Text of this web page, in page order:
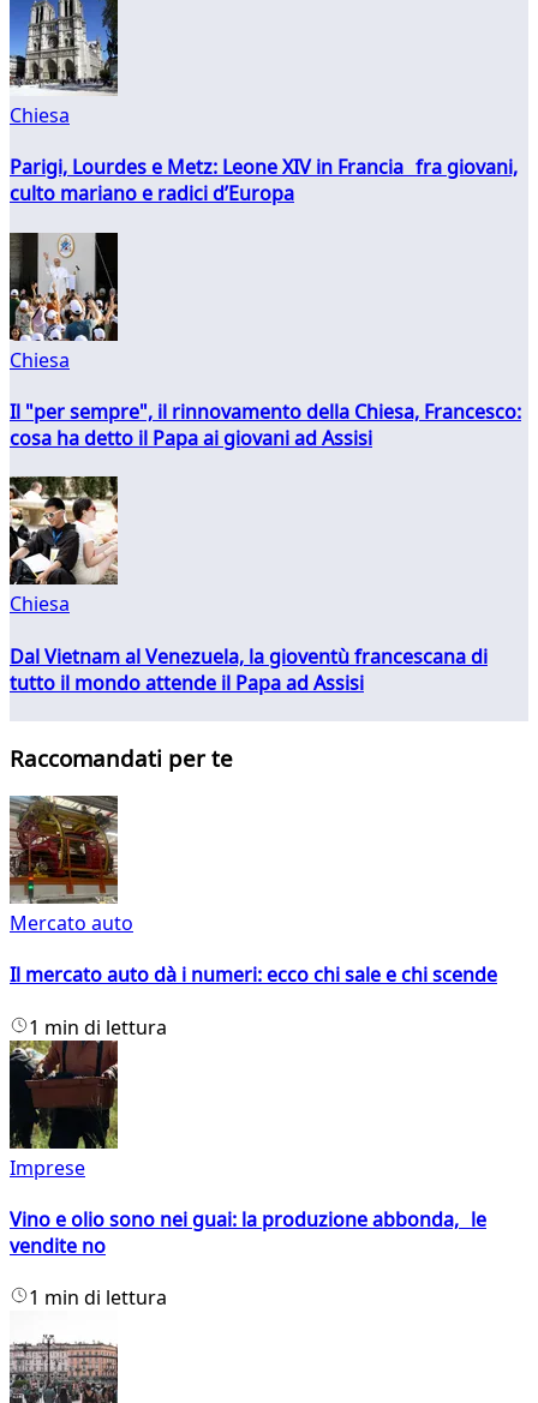
Chiesa
Parigi, Lourdes e Metz: Leone XIV in Francia fra giovani,
culto mariano e radici d’Europa
Chiesa
Il "per sempre", il rinnovamento della Chiesa, Francesco:
cosa ha detto il Papa ai giovani ad Assisi
Chiesa
Dal Vietnam al Venezuela, la gioventù francescana di
tutto il mondo attende il Papa ad Assisi
Raccomandati per te
Mercato auto
Il mercato auto dà i numeri: ecco chi sale e chi scende
1 min di lettura
Imprese
Vino e olio sono nei guai: la produzione abbonda, le
vendite no
1 min di lettura